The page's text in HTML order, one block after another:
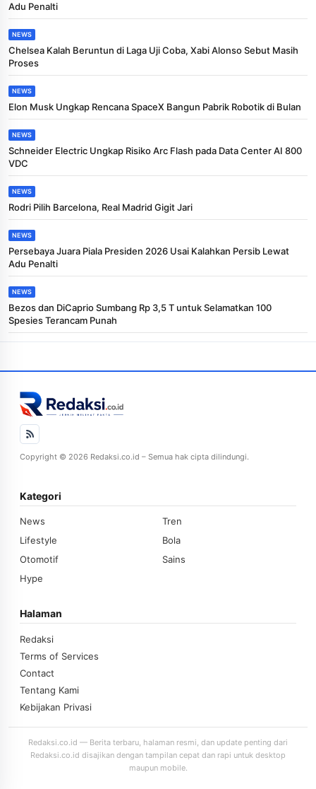
Adu Penalti
NEWS
Chelsea Kalah Beruntun di Laga Uji Coba, Xabi Alonso Sebut Masih
Proses
NEWS
Elon Musk Ungkap Rencana SpaceX Bangun Pabrik Robotik di Bulan
NEWS
Schneider Electric Ungkap Risiko Arc Flash pada Data Center AI 800
VDC
NEWS
Rodri Pilih Barcelona, Real Madrid Gigit Jari
NEWS
Persebaya Juara Piala Presiden 2026 Usai Kalahkan Persib Lewat
Adu Penalti
NEWS
Bezos dan DiCaprio Sumbang Rp 3,5 T untuk Selamatkan 100
Spesies Terancam Punah
Copyright © 2026 Redaksi.co.id – Semua hak cipta dilindungi.
Kategori
News
Tren
Lifestyle
Bola
Otomotif
Sains
Hype
Halaman
Redaksi
Terms of Services
Contact
Tentang Kami
Kebijakan Privasi
Redaksi.co.id — Berita terbaru, halaman resmi, dan update penting dari
Redaksi.co.id disajikan dengan tampilan cepat dan rapi untuk desktop
maupun mobile.